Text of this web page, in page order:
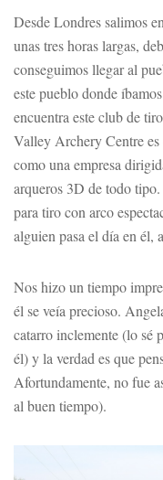
Desde Londres salimos
unas tres horas largas,
conseguimos llegar al
este pueblo donde
encuentra este club de
Valley Archery Centre es
como una empresa
arqueros 3D de todo
para tiro con arco
alguien pasa el día en él,
Nos hizo un tiempo
él se veía precioso.
catarro inclemente (lo sé
él) y la verdad es que
Afortundamente, no fue
al buen tiempo).